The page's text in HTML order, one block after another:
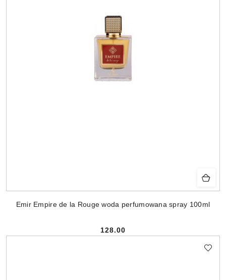
Emir Empire de la Rouge woda perfumowana spray 100ml
Cena:
128.00